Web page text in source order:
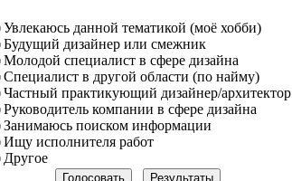
Увлекаюсь данной тематикой (моё хобби)
Будущий дизайнер или смежник
Молодой специалист в сфере дизайна
Специалист в другой области (по найму)
Частный практикующий дизайнер/архитектор
Руководитель компании в сфере дизайна
Занимаюсь поиском информации
Ищу исполнителя работ
Другое